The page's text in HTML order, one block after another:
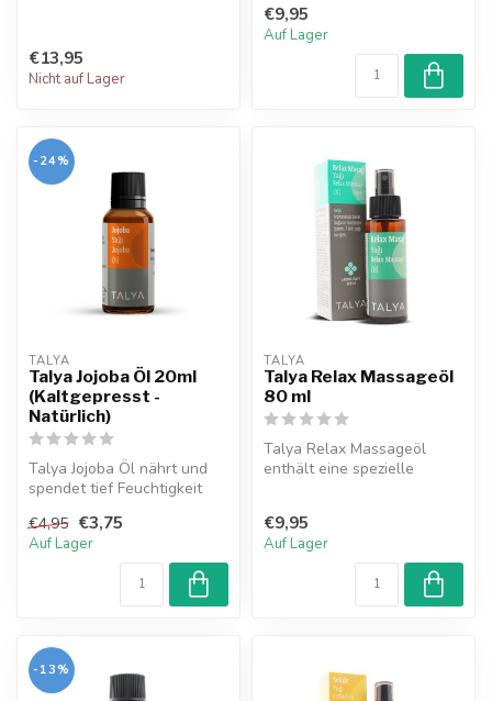
€13,95
Nicht auf Lager
€9,95
Auf Lager
-24%
TALYA
Talya Jojoba Öl 20ml
(Kaltgepresst -
Natürlich)
Talya Jojoba Öl nährt und
spendet tief Feuchtigkeit
hilft,...
€4,95 €3,75
Auf Lager
TALYA
Talya Relax Massageöl
80 ml
Talya Relax Massageöl
enthält eine spezielle
€9,95
Auf Lager
-13%